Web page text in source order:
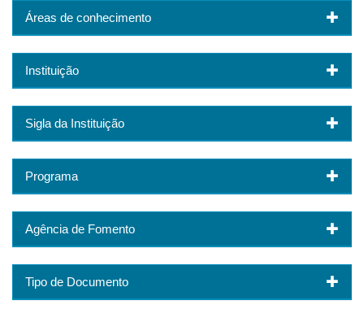
Áreas de conhecimento
Instituição
Sigla da Instituição
Programa
Agência de Fomento
Tipo de Documento